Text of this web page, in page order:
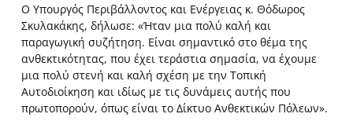
Ο Υπουργός Περιβάλλοντος και Ενέργειας κ. Θόδωρος
Σκυλακάκης, δήλωσε: «Ήταν μια πολύ καλή και
παραγωγική συζήτηση. Είναι σημαντικό στο θέμα της
ανθεκτικότητας, που έχει τεράστια σημασία, να έχουμε
μια πολύ στενή και καλή σχέση με την Τοπική
Αυτοδιοίκηση και ιδίως με τις δυνάμεις αυτής που
πρωτοπορούν, όπως είναι το Δίκτυο Ανθεκτικών Πόλεων».